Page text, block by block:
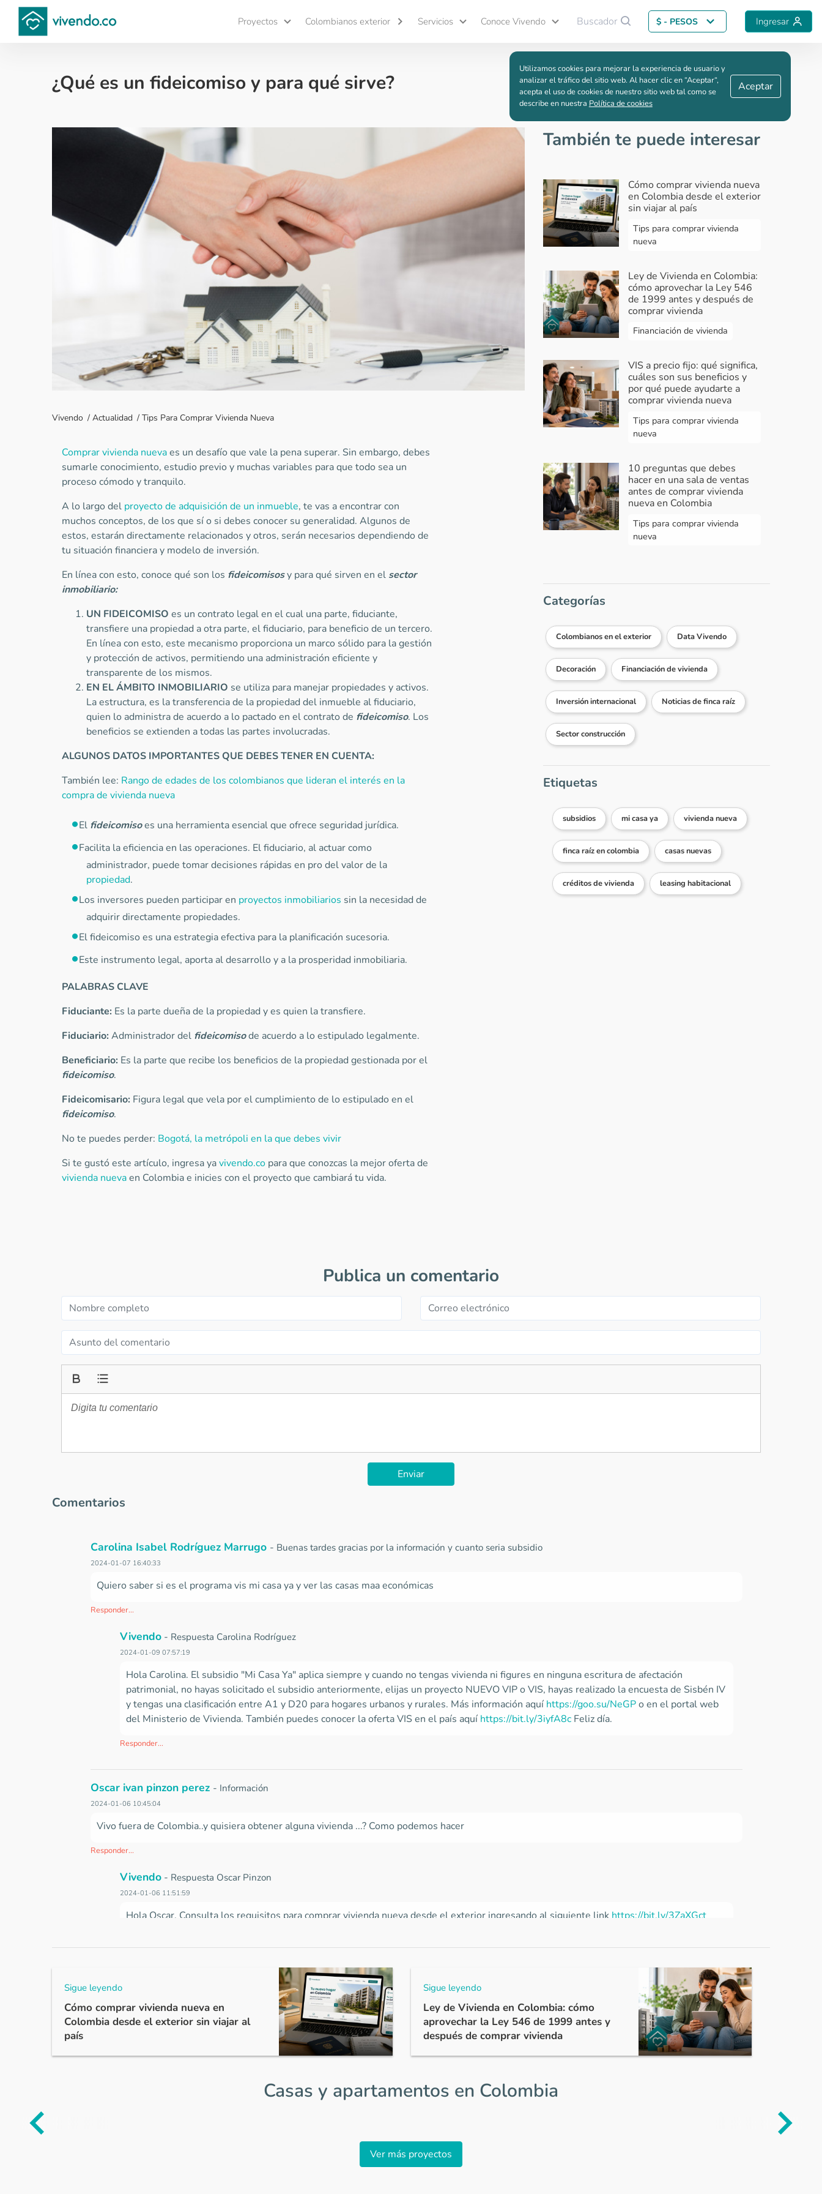
Proyectos Colombianos exterior Servicios Conoce Vivendo Buscador $ - PESOS Ingresar
¿Qué es un fideicomiso y para qué sirve?
Tips para comprar vivienda nueva - 2023-12-21
Vivendo / Actualidad / Tips Para Comprar Vivienda Nueva
Comprar vivienda nuevaes un desafío que vale la pena superar. Sin embargo, debes
sumarle conocimiento, estudio previo y muchas variables para que todo sea un
proceso cómodo y tranquilo.
A lo largo del proyecto de adquisición de un inmueble, te vas a encontrar con
muchos conceptos, de los que sí o si debes conocer su generalidad. Algunos de
estos, estarán directamente relacionados y otros, serán necesarios dependiendo de
tu situación financiera y modelo de inversión.
En línea con esto, conoce qué son los fideicomisosy para qué sirven en el sector
inmobiliario:
UN FIDEICOMISO es un contrato legal en el cual una parte, fiduciante,
transfiere una propiedad a otra parte, el fiduciario, para beneficio de un tercero.
En línea con esto, este mecanismo proporciona un marco sólido para la gestión
y protección de activos, permitiendo una administración eficiente y
transparente de los mismos.
EN EL ÁMBITO INMOBILIARIO se utiliza para manejar propiedades y activos.
La estructura, es la transferencia de la propiedad del inmueble al fiduciario,
quien lo administra de acuerdo a lo pactado en el contrato de fideicomiso. Los
beneficios se extienden a todas las partes involucradas.
ALGUNOS DATOS IMPORTANTES QUE DEBES TENER EN CUENTA:
También lee: Rango de edades de los colombianos que lideran el interés en la
compra de vivienda nueva
El fideicomisoes una herramienta esencial que ofrece seguridad jurídica.
Facilita la eficiencia en las operaciones. El fiduciario, al actuar como
administrador, puede tomar decisiones rápidas en pro del valor de la
propiedad.
Los inversores pueden participar en proyectos inmobiliarios sin la necesidad de
adquirir directamente propiedades.
El fideicomiso es una estrategia efectiva para la planificación sucesoria.
Este instrumento legal, aporta al desarrollo y a la prosperidad inmobiliaria.
PALABRAS CLAVE
Fiduciante:Es la parte dueña de la propiedad y es quien la transfiere.
Fiduciario:Administrador del fideicomisode acuerdo a lo estipulado legalmente.
Beneficiario: Es la parte que recibe los beneficios de la propiedad gestionada por el
fideicomiso.
Fideicomisario: Figura legal que vela por el cumplimiento de lo estipulado en el
fideicomiso.
No te puedes perder: Bogotá, la metrópoli en la que debes vivir
Si te gustó este artículo, ingresa yavivendo.copara que conozcas la mejor oferta de
vivienda nuevaen Colombia e inicies con el proyecto que cambiará tu vida.
También te puede interesar
Cómo comprar vivienda nueva
en Colombia desde el exterior
sin viajar al país
Tips para comprar vivienda
nueva
Ley de Vivienda en Colombia:
cómo aprovechar la Ley 546
de 1999 antes y después de
comprar vivienda
Financiación de vivienda
VIS a precio fijo: qué significa,
cuáles son sus beneficios y
por qué puede ayudarte a
comprar vivienda nueva
Tips para comprar vivienda
nueva
10 preguntas que debes
hacer en una sala de ventas
antes de comprar vivienda
nueva en Colombia
Tips para comprar vivienda
nueva
Categorías
Colombianos en el exterior Data Vivendo
Decoración Financiación de vivienda
Inversión internacional Noticias de finca raíz
Sector construcción
Etiquetas
subsidios mi casa ya vivienda nueva
finca raíz en colombia casas nuevas
créditos de vivienda leasing habitacional
Publica un comentario
Enviar
Comentarios
Carolina Isabel Rodríguez Marrugo - Buenas tardes gracias por la información y cuanto seria subsidio
2024-01-07 16:40:33
Quiero saber si es el programa vis mi casa ya y ver las casas maa económicas
Responder...
Vivendo- Respuesta Carolina Rodríguez
2024-01-09 07:57:19
Hola Carolina. El subsidio "Mi Casa Ya" aplica siempre y cuando no tengas vivienda ni figures en ninguna escritura de afectación
patrimonial, no hayas solicitado el subsidio anteriormente, elijas un proyecto NUEVO VIP o VIS, hayas realizado la encuesta de Sisbén IV
y tengas una clasificación entre A1 y D20 para hogares urbanos y rurales. Más información aquí https://goo.su/NeGPo en el portal web
del Ministerio de Vivienda. También puedes conocer la oferta VIS en el país aquí https://bit.ly/3iyfA8cFeliz día.
Responder...
Oscar ivan pinzon perez - Información
2024-01-06 10:45:04
Vivo fuera de Colombia..y quisiera obtener alguna vivienda ...? Como podemos hacer
Responder...
Vivendo- Respuesta Oscar Pinzon
2024-01-06 11:51:59
Hola Oscar. Consulta los requisitos para comprar vivienda nueva desde el exterior ingresando al siguiente link https://bit.ly/3ZaXGct
para recibir asesoría directamente de la constructora. ¡Feliz día!
Luis Eduardo bedoya BULA Interesante
Es importante saber para poder realizar bien el proceso
Sigue leyendo
Cómo comprar vivienda nueva en
Colombia desde el exterior sin viajar al
país
Sigue leyendo
Ley de Vivienda en Colombia: cómo
aprovechar la Ley 546 de 1999 antes y
después de comprar vivienda
Casas y apartamentos en Colombia
Item
Ver más proyectos
Utilizamos cookies para mejorar la experiencia de usuario y
analizar el tráfico del sitio web. Al hacer clic en “Aceptar“,
acepta el uso de cookies de nuestro sitio web tal como se
describe en nuestra Política de cookies
Aceptar
Compara proyectos Guardar comparación